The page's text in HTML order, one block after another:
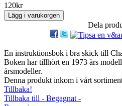
120kr
Dela
En instruktionsbok i bra skick till
Boken har tillhört en 1973 års
årsmodeller.
Denna produkt inkom i vårt
Tillbaka!
Tillbaka till - Begagnat -